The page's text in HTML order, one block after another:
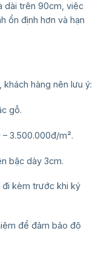
dài trên 90cm, việc
ổn định hơn và hạn
khách hàng nên lưu ý:
gỗ.
3.500.000đ/m².
bậc dày 3cm.
đi kèm trước khi ký
để đảm bảo độ